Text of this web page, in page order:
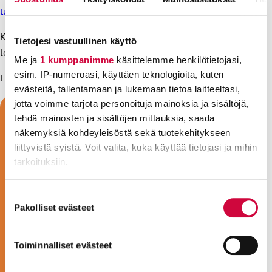
Tietojesi vastuullinen käyttö
Me ja 1 kumppanimme käsittelemme henkilötietojasi,
esim. IP-numeroasi, käyttäen teknologioita, kuten
evästeitä, tallentamaan ja lukemaan tietoa laitteeltasi,
jotta voimme tarjota personoituja mainoksia ja sisältöjä,
tehdä mainosten ja sisältöjen mittauksia, saada
näkemyksiä kohdeyleisöstä sekä tuotekehitykseen
liittyvistä syistä. Voit valita, kuka käyttää tietojasi ja mihin
tarkoituksiin.
voit määrittää asetuksesi
. Voit muuttaa
valinta
Pakolliset evästeet
Toiminnalliset evästeet
tuntuvan alen muista vakuutusmaksuista
Kaiken tämän lisäksi tarjoamme sinulle edullisia
lomapaikkkoja ja hulppean määrän muita kaupallisia etuja.
Liity jo tänään!